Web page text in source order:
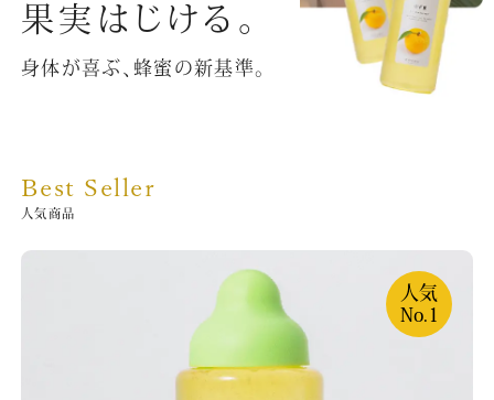
果実はじける。
身体が喜ぶ、蜂蜜の新基準。
Best Seller
人気商品
人気
No.1